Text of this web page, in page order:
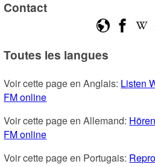
Contact
Toutes les langues
Voir cette page en Anglais: Listen
FM online
Voir cette page en Allemand:
FM online
Voir cette page en Portugais: